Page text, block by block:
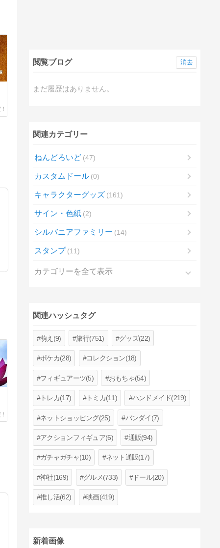
閲覧ブログ
まだ履歴はありません。
消去
関連カテゴリー
ねんどろいど 47
カスタムドール 0
キャラクターグッズ 161
サイン・色紙 2
シルバニアファミリー 14
スタンプ 11
カテゴリーを全て表示
関連ハッシュタグ
萌え(9) 旅行(751) グッズ(22)
ポケカ(28) コレクション(18)
フィギュアーツ(5) おもちゃ(54)
トレカ(17) トミカ(11) ハンドメイド(219)
ネットショッピング(25) バンダイ(7)
アクションフィギュア(6) 通販(94)
ガチャガチャ(10) ネット通販(17)
神社(169) グルメ(733) ドール(20)
推し活(62) 映画(419)
新着画像